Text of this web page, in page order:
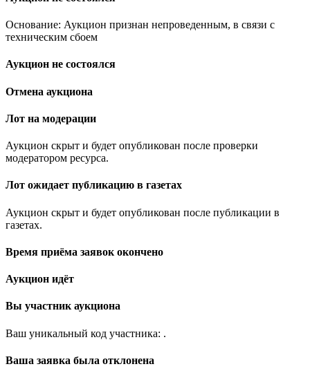
Основание: Аукцион признан непроведенным, в связи с
техническим сбоем
Аукцион не состоялся
Отмена аукциона
Лот на модерации
Аукцион скрыт и будет опубликован после проверки
модератором ресурса.
Лот ожидает публикацию в газетах
Аукцион скрыт и будет опубликован после публикации в
газетах.
Время приёма заявок окончено
Аукцион идёт
Вы участник аукциона
Ваш уникальный код участника: .
Ваша заявка была отклонена